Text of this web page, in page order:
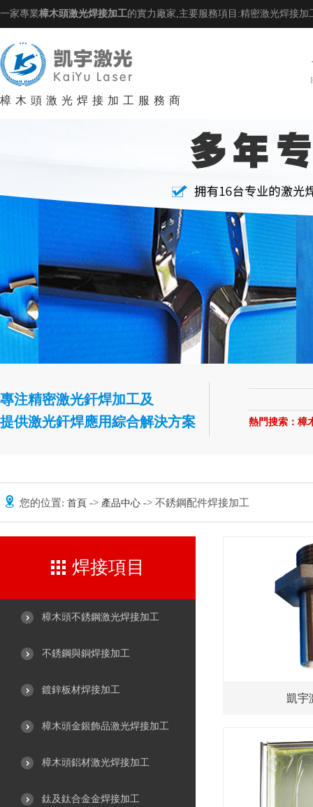
一家專業樟木頭激光焊接加工的實力廠家,主要服務項目:精密激光焊接
樟木頭激光焊接加工服務商
專注精密激光釬焊加工及
提供激光釬焊應用綜合解決方案
熱門搜索： 樟
您的位置: 首頁 -> 產品中心 -> 不銹鋼配件焊接加工
焊接項目
樟木頭不銹鋼激光焊接加工
不銹鋼與銅焊接加工
鍍鋅板材焊接加工
樟木頭金銀飾品激光焊接加工
樟木頭鋁材激光焊接加工
鈦及鈦合金金焊接加工
凱宇